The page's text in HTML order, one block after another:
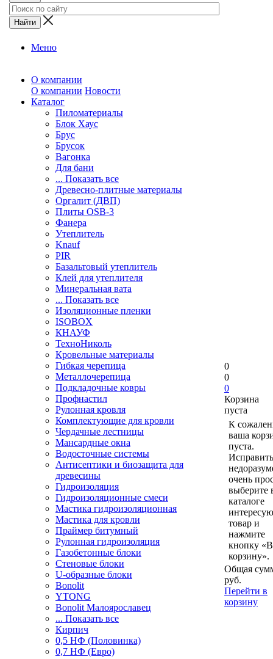
Меню
О компании
О компании Новости
Каталог
Пиломатериалы
Блок Хаус
Брус
Брусок
Вагонка
Для бани
... Показать все
Древесно-плитные материалы
Оргалит (ДВП)
Плиты OSB-3
Фанера
Утеплитель
Knauf
PIR
Базальтовый утеплитель
Клей для утеплителя
Минеральная вата
... Показать все
Изоляционные пленки
ISOBOX
КНАУФ
ТехноНиколь
Кровельные материалы
Гибкая черепица
Металлочерепица
Подкладочные ковры
Профнастил
Рулонная кровля
Комплектующие для кровли
Чердачные лестницы
Мансардные окна
Водосточные системы
Антисептики и биозащита для
древесины
Гидроизоляция
Гидроизоляционные смеси
Мастика гидроизоляционная
Мастика для кровли
Праймер битумный
Рулонная гидроизоляция
Газобетонные блоки
Стеновые блоки
U-образные блоки
Bonolit
YTONG
Bonolit Малоярославец
... Показать все
Кирпич
0,5 НФ (Половинка)
0,7 НФ (Евро)
0
0
0
Корзина
пуста
К
ваша
пуста.
очень
выберите
каталоге
товар и
нажмите
кнопку «В
корзину».
Общая
руб.
Перейти в
корзину